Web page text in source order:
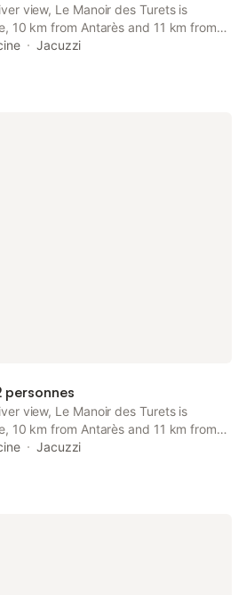
view, Le Manoir des Turets is
10 km from Antarès and 11 km from
offers access to a terrace, free
Jacuzzi
personnes
view, Le Manoir des Turets is
10 km from Antarès and 11 km from
offers access to a terrace, free
Jacuzzi